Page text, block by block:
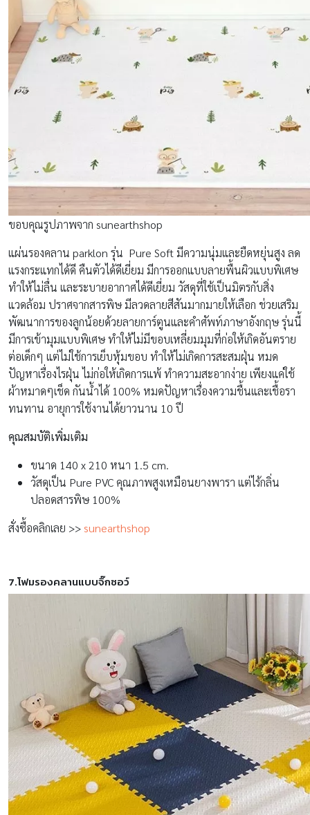
ขอบคุณรูปภาพจาก sunearthshop
แผ่นรองคลาน parklon รุ่น Pure Soft มีความนุ่มและยืดหยุ่นสูง ลด
แรงกระแทกได้ดี คืนตัวได้ดีเยี่ยม มีการออกแบบลายพื้นผิวแบบพิเศษ
ทำให้ไม่ลื่น และระบายอากาศได้ดีเยี่ยม วัสดุที่ใช้เป็นมิตรกับสิ่ง
แวดล้อม ปราศจากสารพิษ มีลวดลายสีสันมากมายให้เลือก ช่วยเสริม
พัฒนาการของลูกน้อยด้วยลายการ์ตูนและคำศัพท์ภาษาอังกฤษ รุ่นนี้
มีการเข้ามุมแบบพิเศษ ทำให้ไม่มีขอบเหลี่ยมมุมที่ก่อให้เกิดอันตราย
ต่อเด็กๆ แต่ไม่ใช้การเย็บหุ้มขอบ ทำให้ไม่เกิดการสะสมฝุ่น หมด
ปัญหาเรื่องไรฝุ่น ไม่ก่อให้เกิดการแพ้ ทำความสะอากง่าย เพียงแค่ใช้
ผ้าหมาดๆเช็ด กันน้ำได้ 100% หมดปัญหาเรื่องความชื้นและเชื้อรา
ทนทาน อายุการใช้งานได้ยาวนาน 10 ปี
คุณสมบัติเพิ่มเติม
ขนาด 140 x 210 หนา 1.5 cm.
วัสดุเป็น Pure PVC คุณภาพสูงเหมือนยางพารา แต่ไร้กลิ่น
ปลอดสารพิษ 100%
สั่งซื้อคลิกเลย >> sunearthshop
7.โฟมรองคลานแบบจิ๊กซอว์